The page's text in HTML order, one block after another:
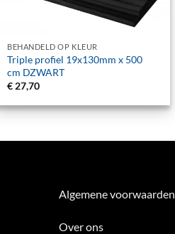
BEHANDELD OP KLEUR
Triple profiel 19x130mm x 500
cm DZWART
€ 27,70
Algemene voorwaarden
Over ons